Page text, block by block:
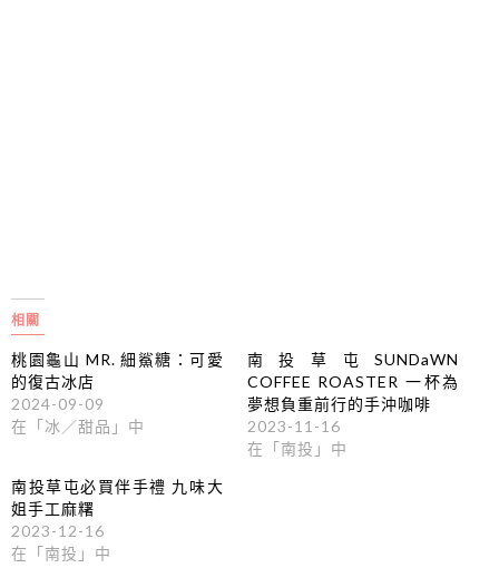
相關
桃園龜山 MR. 細鯊糖：可愛
的復古冰店
2024-09-09
在「冰／甜品」中
南投草屯SUNDaWN
COFFEE ROASTER 一杯為
夢想負重前行的手沖咖啡
2023-11-16
在「南投」中
南投草屯必買伴手禮 九味大
姐手工麻糬
2023-12-16
在「南投」中